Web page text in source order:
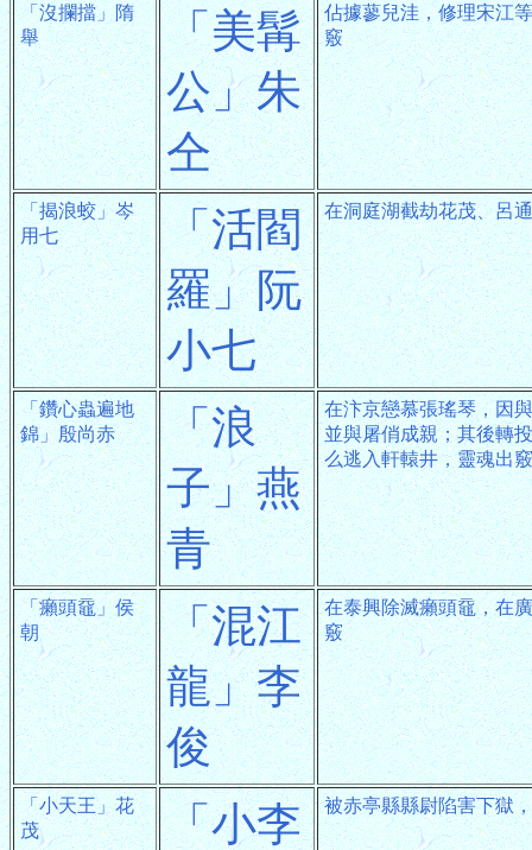
「沒攔擋」隋
舉
「美髯
公」朱
仝
佔據蓼兒洼，修理宋江
竅
「揭浪蛟」岑
用七
「活閻
羅」阮
小七
在洞庭湖截劫花茂、呂
「鑽心蟲遍地
錦」殷尚赤
「浪
子」燕
青
在汴京戀慕張瑤琴，因
並與屠俏成親；其後轉
么逃入軒轅井，靈魂出竅
「癩頭黿」侯
朝
「混江
龍」李
俊
在泰興除滅癩頭黿，在
竅
「小天王」花
茂
「小李
被赤亭縣縣尉陷害下獄